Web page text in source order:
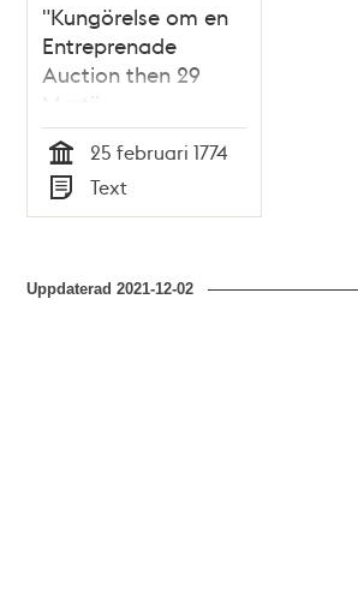
"Kungörelse om en
Entreprenade
Auction then 29
Martii
nästkommande, till
renhållningens
förrättande uti
sielfwa Staden,
Tid
25 februari 1774
Typ
Text
Uppdaterad2021-12-02